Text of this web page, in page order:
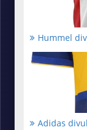
Hummel
Adidas